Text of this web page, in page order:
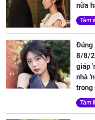
nữa
Tâm
Đúng
8/8/
giáp
nhà
trong
Tâm